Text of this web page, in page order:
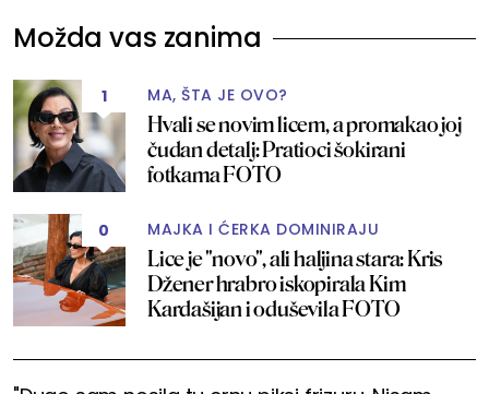
Možda vas zanima
1 MA, ŠTA JE OVO?
Hvali se novim licem, a promakao joj
čudan detalj: Pratioci šokirani
fotkama FOTO
0 MAJKA I ĆERKA DOMINIRAJU
Lice je "novo", ali haljina stara: Kris
Džener hrabro iskopirala Kim
Kardašijan i oduševila FOTO